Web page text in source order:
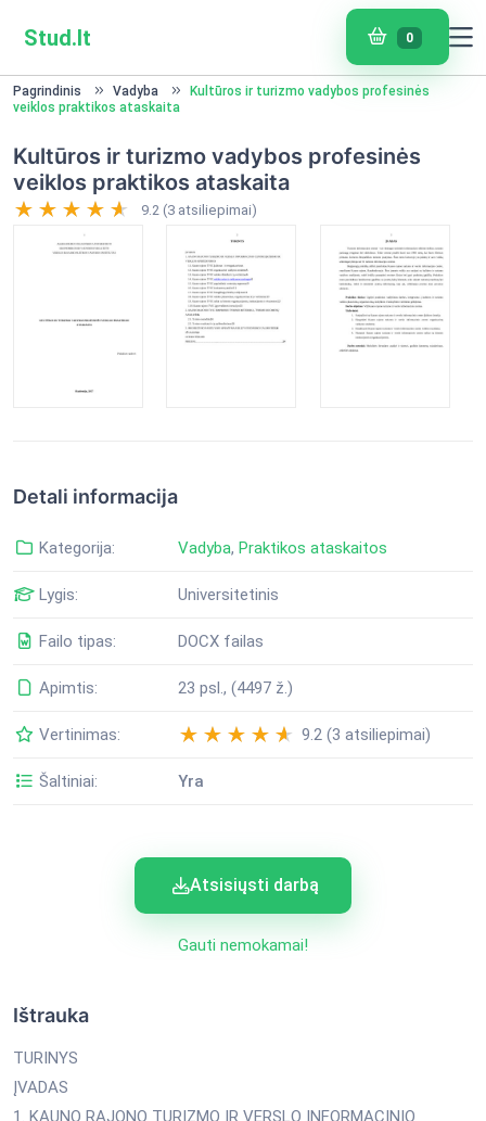
Stud.lt 0
Pagrindinis Vadyba
Kultūros ir turizmo vadybos profesinės
veiklos praktikos ataskaita
Kultūros ir turizmo vadybos profesinės
veiklos praktikos ataskaita
9.2 (3 atsiliepimai)
Detali informacija
Kategorija: Vadyba, Praktikos ataskaitos
Lygis: Universitetinis
Failo tipas: DOCX failas
Apimtis: 23 psl., (4497 ž.)
Vertinimas: 9.2 (3 atsiliepimai)
Šaltiniai: Yra
Atsisiųsti darbą
Gauti nemokamai!
Ištrauka
TURINYS
ĮVADAS
1. KAUNO RAJONO TURIZMO IR VERSLO INFORMACINIO